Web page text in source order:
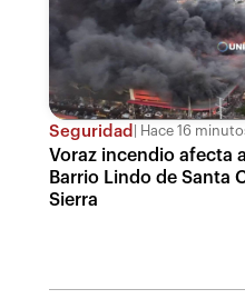
Seguridad Hace 16
Voraz incendio afecta
Barrio Lindo de Santa
Sierra